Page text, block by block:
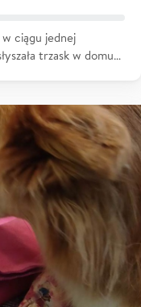
w ciągu jednej
trzask w domu…